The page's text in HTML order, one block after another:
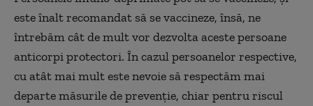
este înalt recomandat să se vaccineze, însă, ne
întrebăm cât de mult vor dezvolta aceste persoane
anticorpi protectori. În cazul persoanelor respective,
cu atât mai mult este nevoie să respectăm mai
departe măsurile de prevenție, chiar pentru riscul